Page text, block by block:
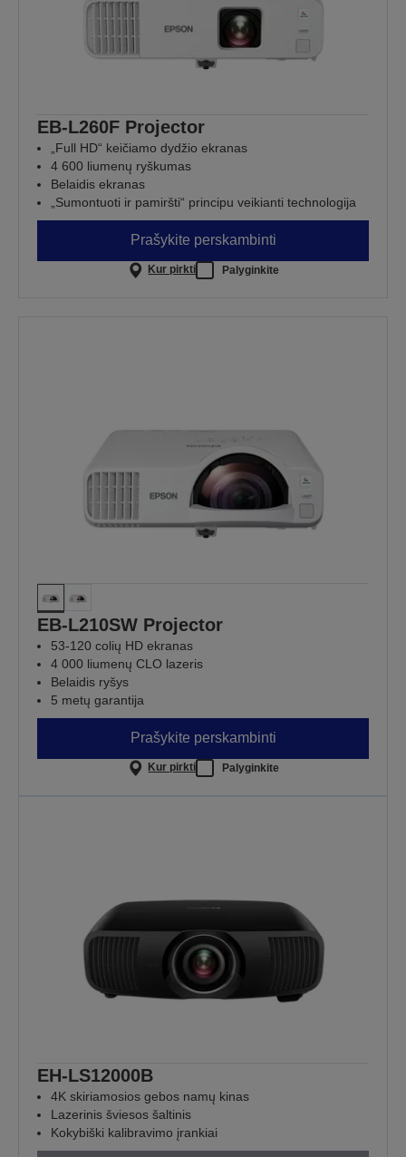
EB-L260F Projector
„Full HD“ keičiamo dydžio ekranas
4 600 liumenų ryškumas
Belaidis ekranas
„Sumontuoti ir pamiršti“ principu veikianti technologija
Prašykite perskambinti
Kur pirkti Palyginkite
EB-L210SW Projector
53-120 colių HD ekranas
4 000 liumenų CLO lazeris
Belaidis ryšys
5 metų garantija
Prašykite perskambinti
Kur pirkti Palyginkite
EH-LS12000B
4K skiriamosios gebos namų kinas
Lazerinis šviesos šaltinis
Kokybiški kalibravimo įrankiai